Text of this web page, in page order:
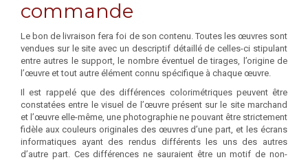
commande
Le bon de livraison fera foi de son contenu. Toutes les œuvres sont
vendues sur le site avec un descriptif détaillé de celles-ci stipulant
entre autres le support, le nombre éventuel de tirages, l’origine de
l’œuvre et tout autre élément connu spécifique à chaque œuvre.
Il est rappelé que des différences colorimétriques peuvent être
constatées entre le visuel de l’œuvre présent sur le site marchand
et l’œuvre elle-même, une photographie ne pouvant être strictement
fidèle aux couleurs originales des œuvres d’une part, et les écrans
informatiques ayant des rendus différents les uns des autres
d’autre part. Ces différences ne sauraient être un motif de non-